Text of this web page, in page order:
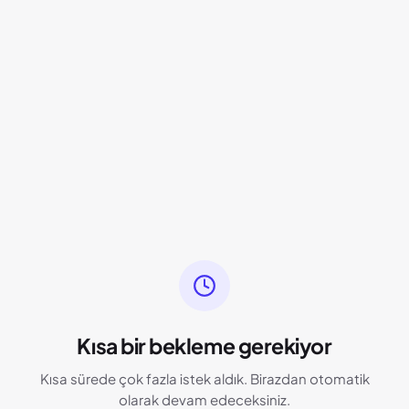
Kısa bir bekleme gerekiyor
Kısa sürede çok fazla istek aldık. Birazdan otomatik
olarak devam edeceksiniz.